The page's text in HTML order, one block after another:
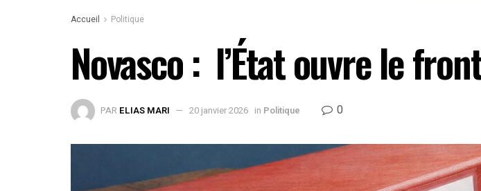
Accueil Politique
Novasco : l’État ouvre le
PAR ELIAS MARI 20 janvier 2026 in Politique 0